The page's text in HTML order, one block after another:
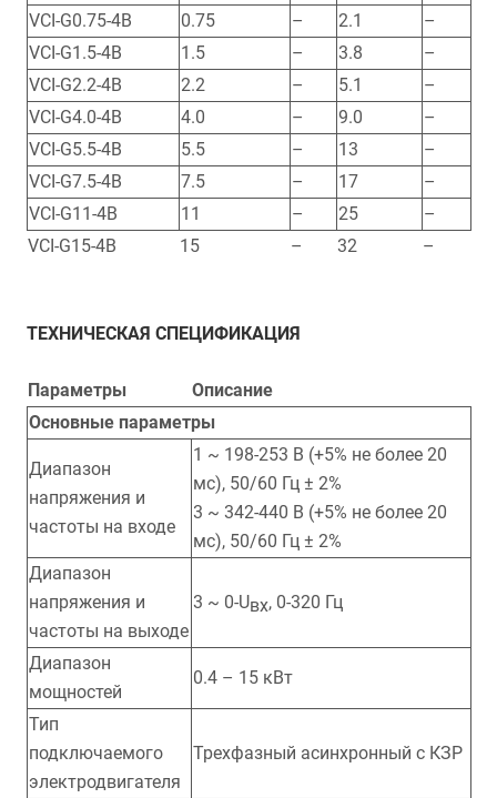
VCI-G0.75-4B
0.75 – 2.1
–
VCI-G1.5-4B
1.5 – 3.8
–
VCI-G2.2-4B
2.2 – 5.1
–
VCI-G4.0-4B
4.0 – 9.0
–
VCI-G5.5-4B
5.5 – 13
–
VCI-G7.5-4B
7.5 – 17
–
VCI-G11-4B
11 – 25
–
VCI-G15-4B
15 – 32 –
ТЕХНИЧЕСКАЯ СПЕЦИФИКАЦИЯ
Параметры
Описание
Основные параметры
Диапазон
напряжения и
частоты на входе
1 ~ 198-253 В (+5% не более 20
мс), 50/60 Гц ± 2%
3 ~ 342-440 В (+5% не более 20
мс), 50/60 Гц ± 2%
Диапазон
напряжения и
частоты на выходе
3 ~ 0-Uвх, 0-320 Гц
Диапазон
мощностей
0.4 – 15 кВт
Тип
подключаемого
электродвигателя
Трехфазный асинхронный с КЗР